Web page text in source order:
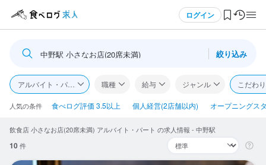
ログイン
ログイン・無料会員登録
食べログ求人TOP
求人検索
中野駅 小さなお店(20席未満) 絞り込み
アルバイト・パート 職種 給与 ジャンル こだわ
人気の条件 食べログ評価 3.5以上 個人経営(2店舗以内) オープニングス
飲食店 小さなお店(20席未満) アルバイト・パート の求人情報 - 中野駅
10件